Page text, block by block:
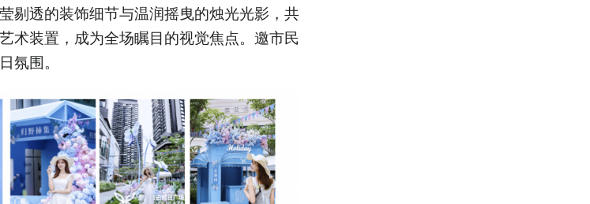
剔透的装饰细节与温润摇曳的烛光光影，共
术装置，成为全场瞩目的视觉焦点。邀市民
氛围。